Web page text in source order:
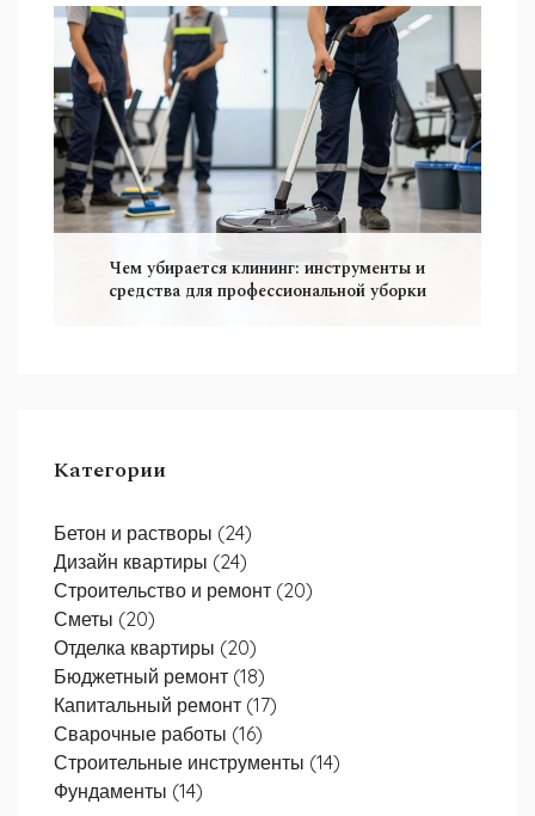
Чем убирается клининг: инструменты и
средства для профессиональной уборки
Категории
Бетон и растворы (24)
Дизайн квартиры (24)
Строительство и ремонт (20)
Сметы (20)
Отделка квартиры (20)
Бюджетный ремонт (18)
Капитальный ремонт (17)
Сварочные работы (16)
Строительные инструменты (14)
Фундаменты (14)